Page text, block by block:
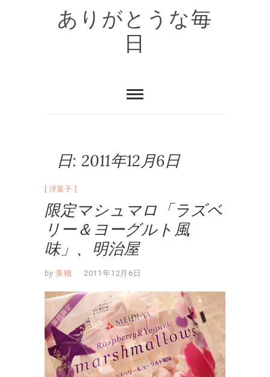
ありがとうな毎
日
日: 2011年12月6日
洋菓子
限定マシュマロ「ラズベ
リー＆ヨーグルト風
味」、明治屋
by 美穂 2011年12月6日